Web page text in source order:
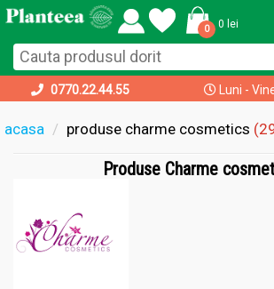
0 0 lei
0770.22.44.55 Luni -
acasa produse charme cosmetics
Produse Charme